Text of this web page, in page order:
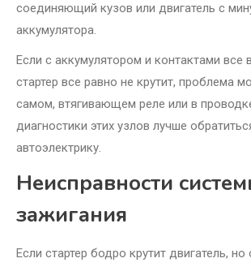
соединяющий кузов или двигатель с
аккумулятора.
Если с аккумулятором и контактами все
стартер все равно не крутит, проблема
самом, втягивающем реле или в
диагностики этих узлов лучше
автоэлектрику.
Неисправности
зажигания
Если стартер бодро крутит двигатель, но